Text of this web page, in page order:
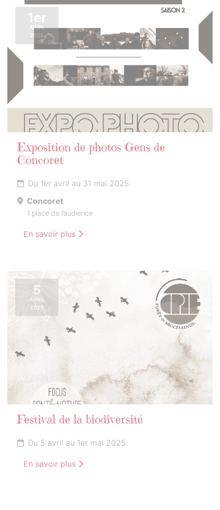
1er
AVRIL
2025
Exposition de photos Gens de
Concoret
Du 1er avril au 31 mai 2025
Concoret
1 place de l’audience
En savoir plus
5
AVRIL
2025
Festival de la biodiversité
Du 5 avril au 1er mai 2025
En savoir plus